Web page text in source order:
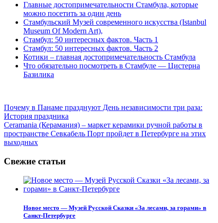
Главные достопримечательности Стамбула, которые
можно посетить за один день
Стамбульский Музей современного искусства (Istanbul
Museum Of Modern Art),
Стамбул: 50 интересных фактов. Часть 1
Стамбул: 50 интересных фактов. Часть 2
Котики – главная достопримечательность Стамбула
Что обязательно посмотреть в Стамбуле — Цистерна
Базилика
Навигация
по
записям
Почему в Панаме празднуют День независимости три раза:
История праздника
Ceramania (Керамания) – маркет керамики ручной работы в
пространстве Севкабель Порт пройдет в Петербурге на этих
выходных
Свежие статьи
Новое место — Музей Русской Сказки «За лесами, за горами» в
Санкт-Петербурге